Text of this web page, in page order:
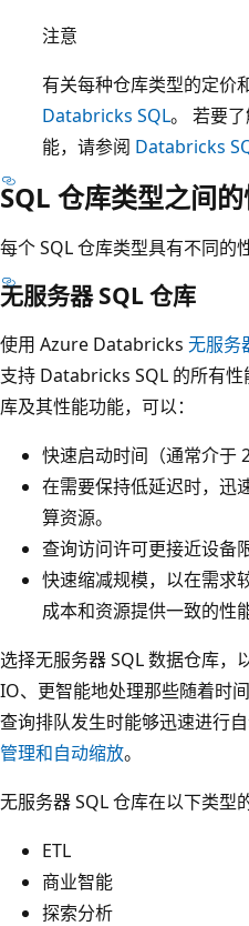
注意
有关每种仓库类型的定价
Databricks SQL。 若要
能，请参阅 Databricks
SQL 仓库类型之间
每个 SQL 仓库类型具有不同的
无服务器 SQL 仓库
使用 Azure Databricks 无服务
支持 Databricks SQL 的所有
库及其性能功能，可以：
快速启动时间（通常介于
在需要保持低延迟时，迅
算资源。
查询访问许可更接近设备
快速缩减规模，以在需求
成本和资源提供一致的性能
选择无服务器 SQL 数据仓库，
IO、更智能地处理那些随着时
查询排队发生时能够迅速进行
管理和自动缩放。
无服务器 SQL 仓库在以下类型
ETL
商业智能
探索分析